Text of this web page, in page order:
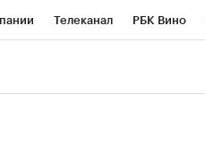
Телеканал РБК Вино